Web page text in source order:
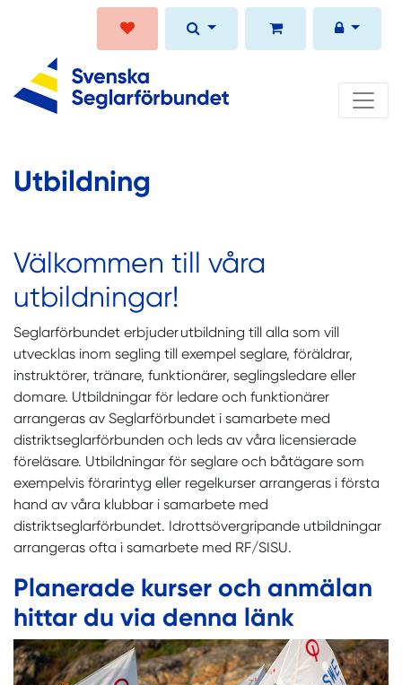
Utbildning
Välkommen till våra
utbildningar!
Seglarförbundet erbjuder utbildning till alla som vill
utvecklas inom segling till exempel seglare, föräldrar,
instruktörer, tränare, funktionärer, seglingsledare eller
domare. Utbildningar för ledare och funktionärer
arrangeras av Seglarförbundet i samarbete med
distriktseglarförbunden och leds av våra licensierade
föreläsare. Utbildningar för seglare och båtägare som
exempelvis förarintyg eller regelkurser arrangeras i första
hand av våra klubbar i samarbete med
distriktseglarförbundet. Idrottsövergripande utbildningar
arrangeras ofta i samarbete med RF/SISU.
Planerade kurser och anmälan
hittar du via denna länk